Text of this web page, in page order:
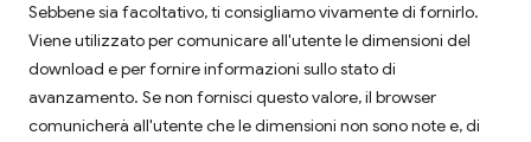
Sebbene sia facoltativo, ti consigliamo vivamente di fornirlo.
Viene utilizzato per comunicare all'utente le dimensioni del
download e per fornire informazioni sullo stato di
avanzamento. Se non fornisci questo valore, il browser
comunicherà all'utente che le dimensioni non sono note e, di